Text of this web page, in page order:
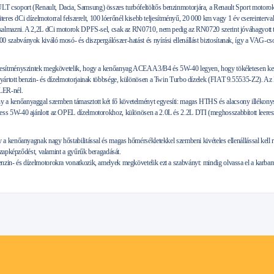
csoport (Renault, Dacia, Samsung) összes turbófeltöltős benzinmotorjára, a Renault Sport
dCi dízelmotorral felszerelt, 100 lóerőnél kisebb teljesítményű, 20 000 km vagy 1 év
A 2,2L dCi motorok DPFS-sel, csak az RN0710, nem pedig az RN0720 szerint jóváhagyott
szabványok kiváló mosó- és diszpergálószer-hatást és nyírási ellenállást biztosítanak, így a
megkövetelik, hogy a kenőanyag ACEA A3/B4 és 5W-40 legyen, hogy tökéletesen
benzin- és dízelmotorjainak többsége, különösen a Twin Turbo dízelek (FIAT 9.55535-Z2). Az
nél.
kenőanyaggal szemben támasztott két fő követelményt egyesíti: magas HTHS és alacsony
5W-40 ajánlott az OPEL dízelmotorokhoz, különösen a 2.0L és 2.2L DTI (meghosszabbított
kenőanyagnak nagy hőstabilitással és magas hőmérsékletekkel szembeni kivételes ellenállással kell
valamint a gyűrűk beragadását.
és dízelmotorokra vonatkozik, amelyek megkövetelik ezt a szabványt: mindig olvassa el a